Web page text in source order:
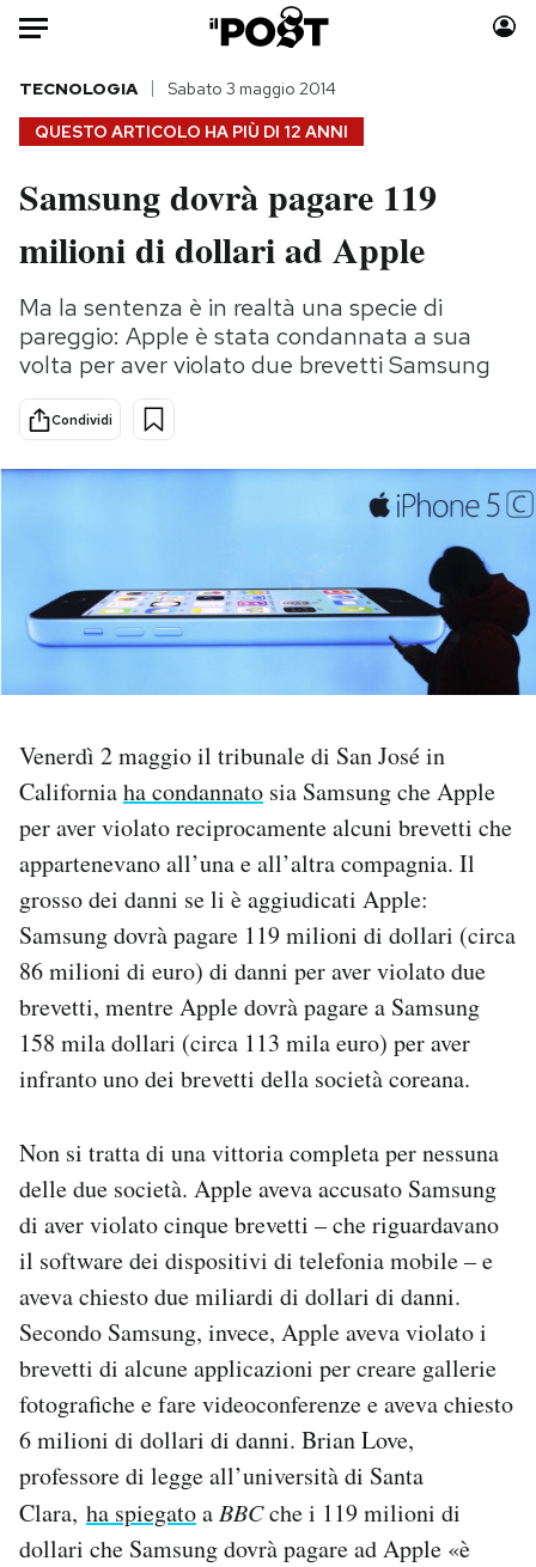
Auto
HOME
Italia
Politica
Tecnologia
Internet
Scienza
Cultura
Economia
Sport
Moda
Consumismi
Storie/Idee
Ok Boomer!
Media
Mondiali calcio 2026
PODCAST
SHOP
CALENDARIO
AREA PERSONALE
Notifiche mobile
Hai bisogno di aiuto?
Esci
QUESTO ARTICOLO HA PIÙ DI 12 ANNI
TECNOLOGIA Sabato 3 maggio 2014
Samsung dovrà pagare 119
milioni di dollari ad Apple
Ma la sentenza è in realtà una specie di
pareggio: Apple è stata condannata a sua
volta per aver violato due brevetti Samsung
Condividi
Venerdì 2 maggio il tribunale di San José in
Californiaha condannato sia Samsung che Apple
per aver violato reciprocamente alcuni brevetti che
appartenevano all’una e all’altra compagnia. Il
grosso dei danni se li è aggiudicati Apple:
Samsung dovrà pagare 119 milioni di dollari (circa
86 milioni di euro) di danni per aver violato due
brevetti, mentre Apple dovrà pagare a Samsung
158 mila dollari (circa 113 mila euro) per aver
infranto uno dei brevetti della società coreana.
Non si tratta di una vittoria completa per nessuna
delle due società. Apple aveva accusato Samsung
di aver violato cinque brevetti – che riguardavano
il software dei dispositivi di telefonia mobile – e
aveva chiesto due miliardi di dollari di danni.
Secondo Samsung, invece, Apple aveva violato i
brevetti di alcune applicazioni per creare gallerie
fotografiche e fare videoconferenze e aveva chiesto
6 milioni di dollari di danni. Brian Love,
professore di legge all’università di Santa
Clara, ha spiegatoaBBCche i 119 milioni di
dollari che Samsung dovrà pagare ad Apple «è